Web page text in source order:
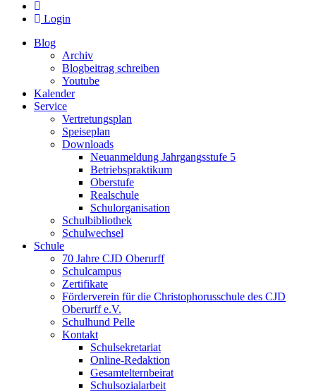
Login
Blog
Archiv
Blogbeitrag schreiben
Youtube
Kalender
Service
Vertretungsplan
Speiseplan
Downloads
Neuanmeldung Jahrgangsstufe 5
Betriebspraktikum
Oberstufe
Realschule
Schulorganisation
Schulbibliothek
Schulwechsel
Schule
70 Jahre CJD Oberurff
Schulcampus
Zertifikate
Förderverein für die Christophorusschule des CJD
Oberurff e.V.
Schulhund Pelle
Kontakt
Schulsekretariat
Online-Redaktion
Gesamtelternbeirat
Schulsozialarbeit